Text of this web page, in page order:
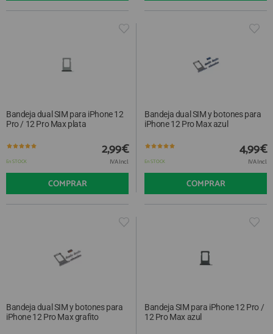
Bandeja dual SIM para iPhone 12
Pro / 12 Pro Max plata
En STOCK
2,99€
IVA Incl.
COMPRAR
Bandeja dual SIM y botones para
iPhone 12 Pro Max azul
En STOCK
4,99€
IVA Incl.
COMPRAR
Bandeja dual SIM y botones para
iPhone 12 Pro Max grafito
Bandeja SIM para iPhone 12 Pro /
12 Pro Max azul